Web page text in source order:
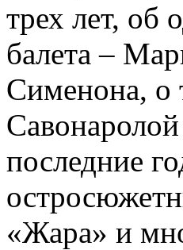
трех лет, об
балета –
Сименона, о
последние
«Жара» и